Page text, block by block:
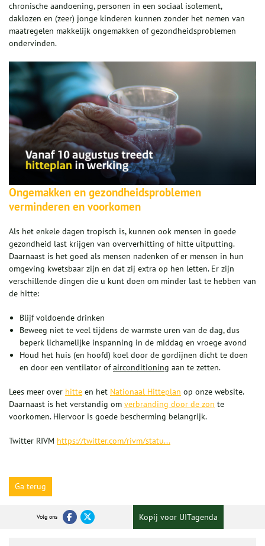
chronische aandoening, personen in een sociaal isolement,
daklozen en (zeer) jonge kinderen kunnen zonder het nemen van
maatregelen makkelijk ongemakken of gezondheidsproblemen
ondervinden.
Ongemakken en gezondheidsproblemen
verminderen en voorkomen
Als het enkele dagen tropisch is, kunnen ook mensen in goede
gezondheid last krijgen van oververhitting of hitte uitputting.
Daarnaast is het goed als mensen nadenken of er mensen in hun
omgeving kwetsbaar zijn en dat zij extra op hen letten. Er zijn
verschillende dingen die u kunt doen om minder last te hebben van
de hitte:
Blijf voldoende drinken
Beweeg niet te veel tijdens de warmste uren van de dag, dus
beperk lichamelijke inspanning in de middag en vroege avond
Houd het huis (en hoofd) koel door de gordijnen dicht te doen
en door een ventilator ofairconditioning aan te zetten.
Lees meer over hitte en het Nationaal Hitteplan op onze website.
Daarnaast is het verstandig om verbranding door de zon te
voorkomen. Hiervoor is goede bescherming belangrijk.
Twitter RIVM https://twitter.com/rivm/statu...
Ga terug
Volg ons Kopij voor UITagenda